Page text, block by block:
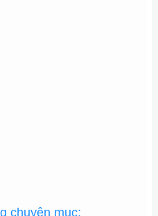
chuyên mục: